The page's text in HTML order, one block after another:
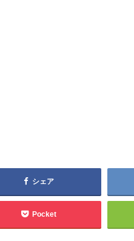
シェア
Pocket